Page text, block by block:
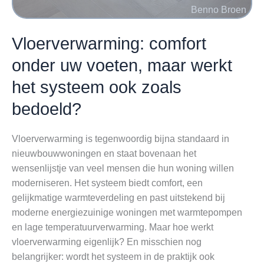
Vloerverwarming: comfort
onder uw voeten, maar werkt
het systeem ook zoals
bedoeld?
Vloerverwarming is tegenwoordig bijna standaard in
nieuwbouwwoningen en staat bovenaan het
wensenlijstje van veel mensen die hun woning willen
moderniseren. Het systeem biedt comfort, een
gelijkmatige warmteverdeling en past uitstekend bij
moderne energiezuinige woningen met warmtepompen
en lage temperatuurverwarming. Maar hoe werkt
vloerverwarming eigenlijk? En misschien nog
belangrijker: wordt het systeem in de praktijk ook